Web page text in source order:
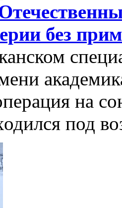
без
на
под